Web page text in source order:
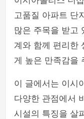
고품질 아파트 단
많은 주목을 받고
계와 함께 편리한
게 높은 만족감을
이 글에서는 이시
다양한 관점에서
시설의 특징을 살